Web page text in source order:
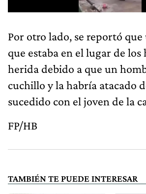
Por otro lado, se reportó
que estaba en el lugar de los
herida debido a que un
cuchillo y la habría atacado
sucedido con el joven de la
FP/HB
TAMBIÉN TE PUEDE INTERESAR